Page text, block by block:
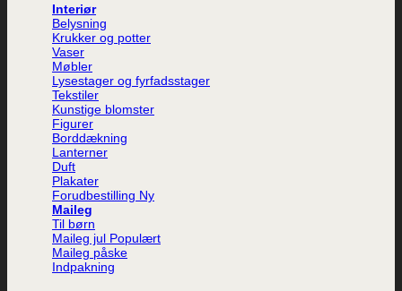
Interiør
Belysning
Krukker og potter
Vaser
Møbler
Lysestager og fyrfadsstager
Tekstiler
Kunstige blomster
Figurer
Borddækning
Lanterner
Duft
Plakater
Forudbestilling
Maileg
Til børn
Maileg jul
Maileg påske
Indpakning